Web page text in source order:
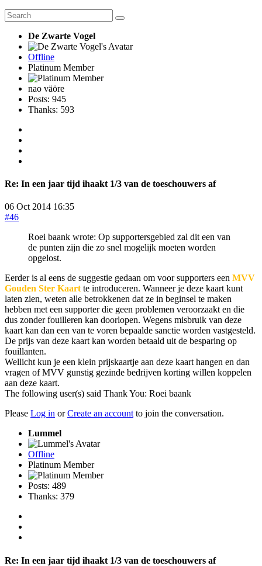
De Zwarte Vogel
Offline
Platinum Member
nao väöre
Posts: 945
Thanks: 593
Re: In een jaar tijd ihaakt 1/3 van de toeschouwers af
06 Oct 2014 16:35
#46
Roei baank wrote: Op supportersgebied zal dit een van
de punten zijn die zo snel mogelijk moeten worden
opgelost.
Eerder is al eens de suggestie gedaan om voor supporters een MVV
Gouden Ster Kaart te introduceren. Wanneer je deze kaart kunt
laten zien, weten alle betrokkenen dat ze in beginsel te maken
hebben met een supporter die geen problemen veroorzaakt en die
dus zonder fouilleren kan doorlopen. Wegens misbruik van deze
kaart kan dan een van te voren bepaalde sanctie worden vastgesteld.
De prijs van deze kaart kan worden betaald uit de besparing op
fouillanten.
Wellicht kun je een klein prijskaartje aan deze kaart hangen en dan
vragen of MVV gunstig gezinde bedrijven korting willen koppelen
aan deze kaart.
The following user(s) said Thank You: Roei baank
Please Log in orCreate an account to join the conversation.
Lummel
Offline
Platinum Member
Posts: 489
Thanks: 379
Re: In een jaar tijd ihaakt 1/3 van de toeschouwers af